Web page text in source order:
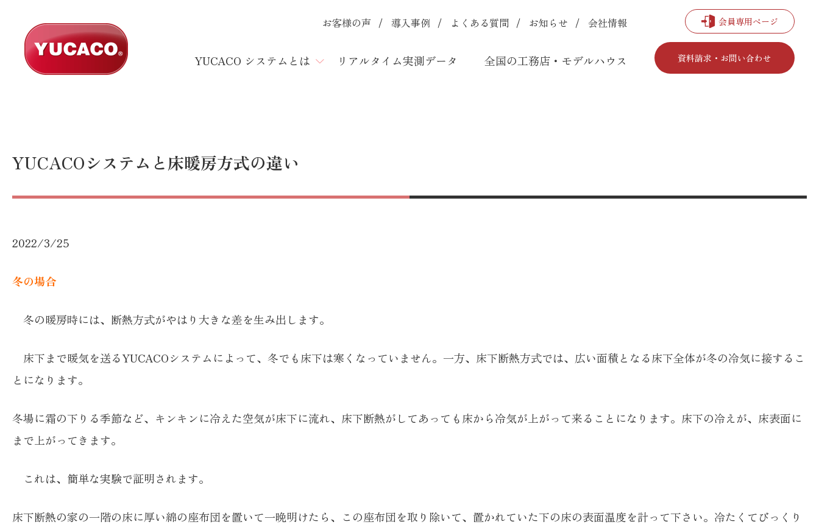
お客様の声 導入事例 よくある質問 お知らせ 会社情報
YUCACO システムとは リアルタイム実測データ 全国の工務店・モデルハウス
会員専用ページ
資料請求・お問い合わせ
YUCACOシステムと床暖房方式の違い
2022/3/25
冬の場合
冬の暖房時には、断熱方式がやはり大きな差を生み出します。
床下まで暖気を送るYUCACOシステムによって、冬でも床下は寒くなっていません。一方、床下断熱方式では、広い面積となる床下全体が冬の冷気に接するこ
とになります。
冬場に霜の下りる季節など、キンキンに冷えた空気が床下に流れ、床下断熱がしてあっても床から冷気が上がって来ることになります。床下の冷えが、床表面に
まで上がってきます。
これは、簡単な実験で証明されます。
床下断熱の家の一階の床に厚い綿の座布団を置いて一晩明けたら、この座布団を取り除いて、置かれていた下の床の表面温度を計って下さい。冷たくてびっくり